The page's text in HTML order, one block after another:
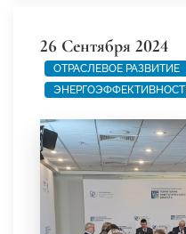
26 Сентября 2024
ОТРАСЛЕВОЕ РАЗВИТИЕ